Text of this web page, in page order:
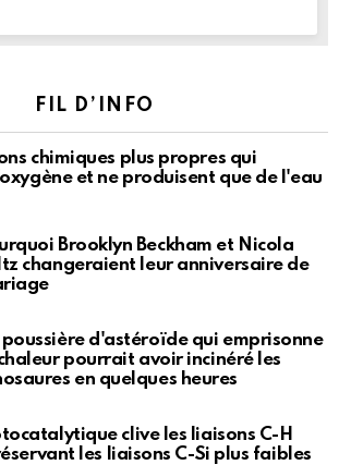
FIL D’INFO
chimiques plus propres qui
et ne produisent que de l'eau
Brooklyn Beckham et Nicola
changeraient leur anniversaire de
poussière d'astéroïde qui emprisonne
pourrait avoir incinéré les
en quelques heures
clive les liaisons C-H
les liaisons C-Si plus faibles